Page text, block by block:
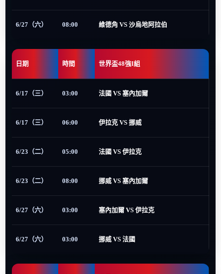
6/27（六） 08:00 維德角 VS 沙烏地阿拉伯
日期 時間 世界盃48強I組
6/17（三） 03:00 法國 VS 塞內加爾
6/17（三） 06:00 伊拉克 VS 挪威
6/23（二） 05:00 法國 VS 伊拉克
6/23（二） 08:00 挪威 VS 塞內加爾
6/27（六） 03:00 塞內加爾 VS 伊拉克
6/27（六） 03:00 挪威 VS 法國